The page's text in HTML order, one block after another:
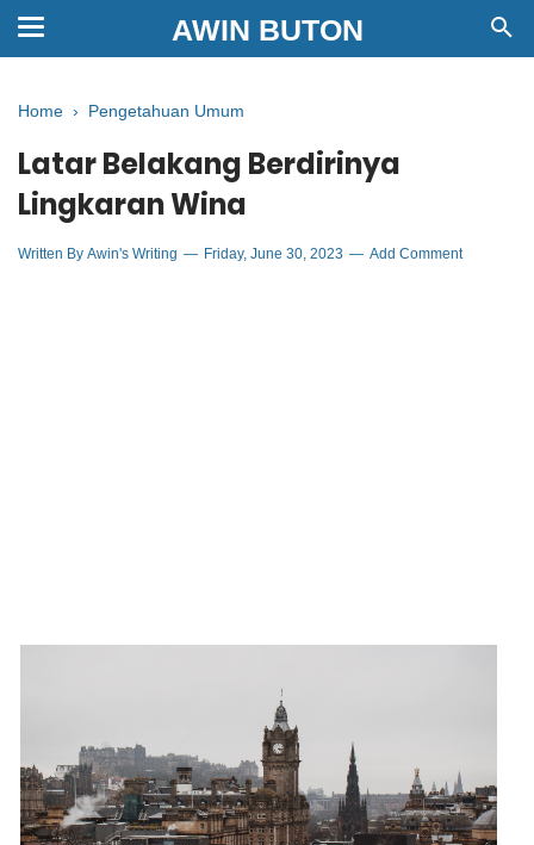
AWIN BUTON
Home › Pengetahuan Umum
Latar Belakang Berdirinya
Lingkaran Wina
Written By Awin's Writing Friday, June 30, 2023 Add Comment